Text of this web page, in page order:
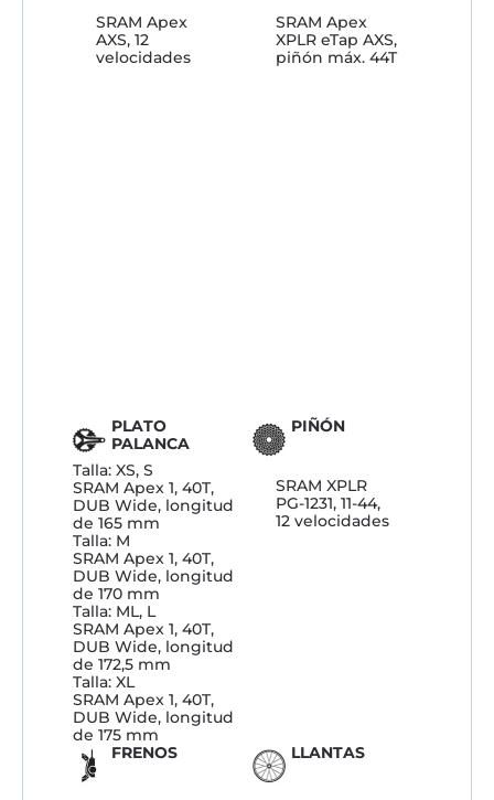
SRAM Apex
AXS, 12
velocidades
SRAM Apex
XPLR eTap AXS,
piñón máx. 44T
PLATO
PALANCA
Talla: XS, S
SRAM Apex 1, 40T,
DUB Wide, longitud
de 165 mm
Talla: M
SRAM Apex 1, 40T,
DUB Wide, longitud
de 170 mm
Talla: ML, L
SRAM Apex 1, 40T,
DUB Wide, longitud
de 172,5 mm
Talla: XL
SRAM Apex 1, 40T,
DUB Wide, longitud
de 175 mm
PIÑÓN
SRAM XPLR
PG-1231, 11-44,
12 velocidades
FRENOS LLANTAS